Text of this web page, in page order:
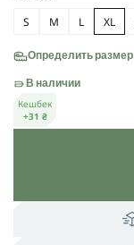
S M L XL
Определить размер
В наличии
Кешбек
+31 ₴